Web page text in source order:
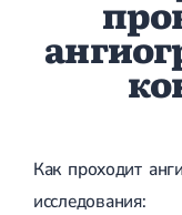
Как проходит
исследования: